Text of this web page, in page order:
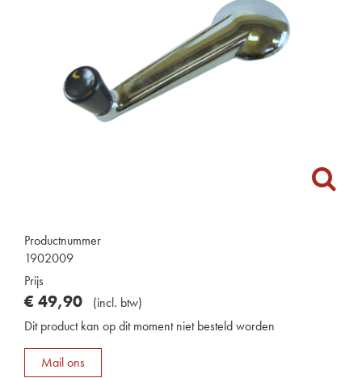
Productnummer
1902009
Prijs
€ 49,90 (incl. btw)
Dit product kan op dit moment niet besteld worden
Mail ons